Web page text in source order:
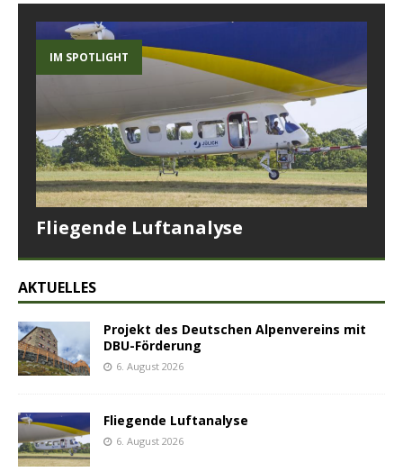
IM SPOTLIGHT
Fliegende Luftanalyse
AKTUELLES
Projekt des Deutschen Alpenvereins mit
DBU-Förderung
6. August 2026
Fliegende Luftanalyse
6. August 2026